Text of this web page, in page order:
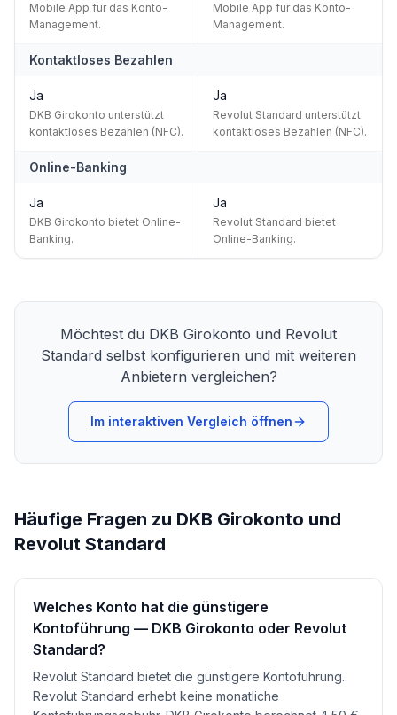
Mobile App für das Konto-
Management.
Mobile App für das Konto-
Management.
Kontaktloses Bezahlen
Ja
DKB Girokonto unterstützt
kontaktloses Bezahlen (NFC).
Ja
Revolut Standard unterstützt
kontaktloses Bezahlen (NFC).
Online-Banking
Ja
DKB Girokonto bietet Online-
Banking.
Ja
Revolut Standard bietet
Online-Banking.
Möchtest du DKB Girokonto und Revolut
Standard selbst konfigurieren und mit weiteren
Anbietern vergleichen?
Im interaktiven Vergleich öffnen
Häufige Fragen zu DKB Girokonto und
Revolut Standard
Welches Konto hat die günstigere
Kontoführung — DKB Girokonto oder Revolut
Standard?
Revolut Standard bietet die günstigere Kontoführung.
Revolut Standard erhebt keine monatliche